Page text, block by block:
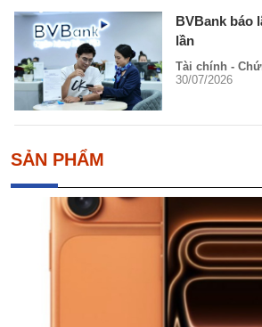
BVBank báo
lần
Tài chính -
30/07/2026
SẢN PHẨM